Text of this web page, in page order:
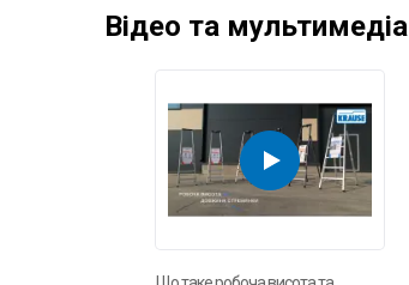
Відео та мультимедіа